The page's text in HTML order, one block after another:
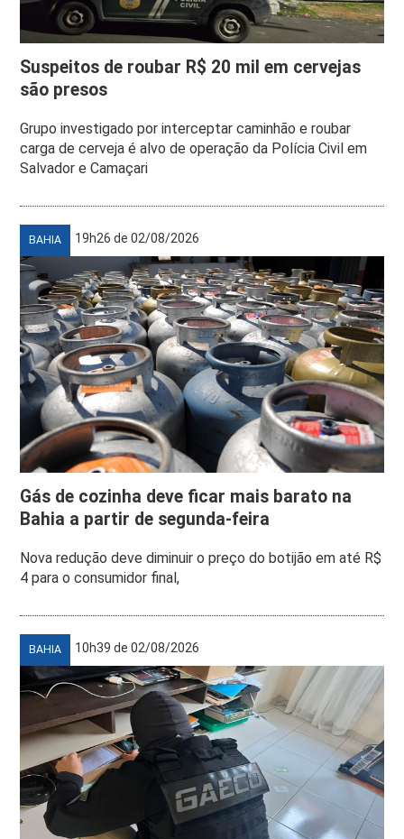
Suspeitos de roubar R$ 20 mil em cervejas
são presos
Grupo investigado por interceptar caminhão e roubar
carga de cerveja é alvo de operação da Polícia Civil em
Salvador e Camaçari
BAHIA 19h26 de 02/08/2026
Gás de cozinha deve ficar mais barato na
Bahia a partir de segunda-feira
Nova redução deve diminuir o preço do botijão em até R$
4 para o consumidor final,
BAHIA 10h39 de 02/08/2026